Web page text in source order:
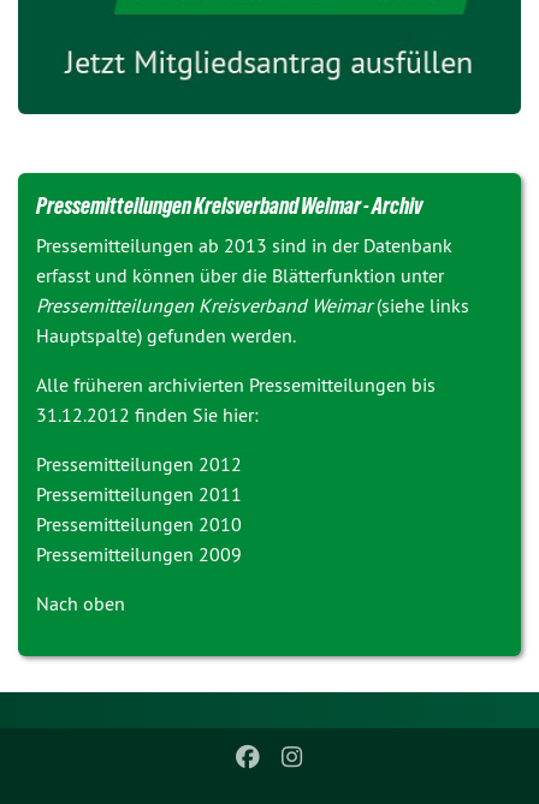
Pressemitteilungen Kreisverband Weimar - Archiv
Pressemitteilungen ab 2013 sind in der Datenbank
erfasst und können über die Blätterfunktion unter
Pressemitteilungen Kreisverband Weimar(siehe links
Hauptspalte) gefunden werden.
Alle früheren archivierten Pressemitteilungen bis
31.12.2012 finden Sie hier:
Pressemitteilungen 2012
Pressemitteilungen 2011
Pressemitteilungen 2010
Pressemitteilungen 2009
Nach oben